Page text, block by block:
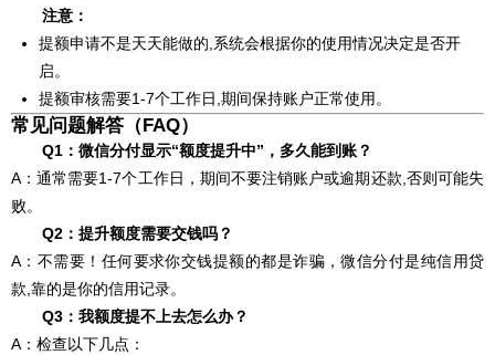
注意：
提额申请不是天天能做的,系统会根据你的使用情况决定是否开
启。
提额审核需要1-7个工作日,期间保持账户正常使用。
常见问题解答（FAQ）
Q1：微信分付显示“额度提升中”，多久能到账？
A：通常需要1-7个工作日，期间不要注销账户或逾期还款,否则可能失
败。
Q2：提升额度需要交钱吗？
A：不需要！任何要求你交钱提额的都是诈骗，微信分付是纯信用贷
款,靠的是你的信用记录。
Q3：我额度提不上去怎么办？
A：检查以下几点：